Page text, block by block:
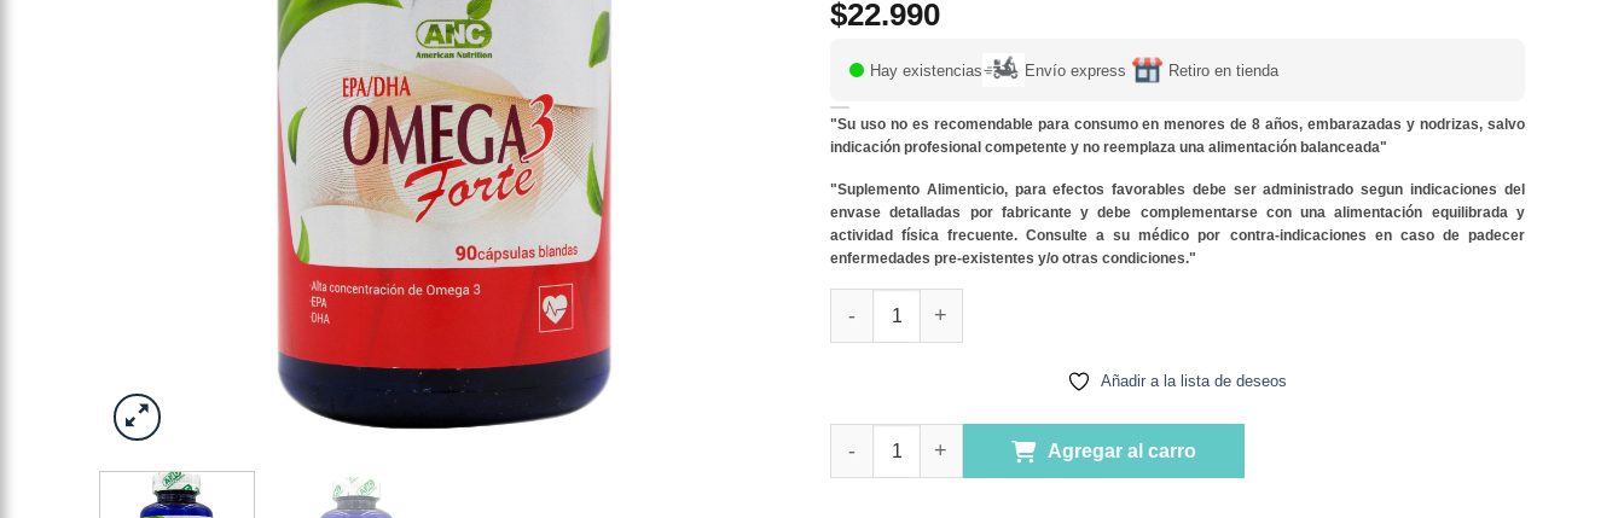
$22.990
Hay existencias Envío express Retiro en tienda
"Su uso no es recomendable para consumo en menores de 8 años, embarazadas y nodrizas, salvo
indicación profesional competente y no reemplaza una alimentación balanceada"
"Suplemento Alimenticio, para efectos favorables debe ser administrado segun indicaciones del
envase detalladas por fabricante y debe complementarse con una alimentación equilibrada y
actividad física frecuente. Consulte a su médico por contra-indicaciones en caso de padecer
enfermedades pre-existentes y/o otras condiciones."
Añadir a la lista de deseos
Agregar al carro